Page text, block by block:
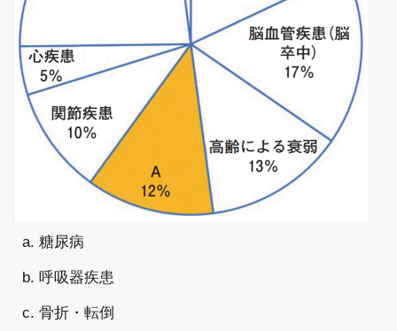
a. 糖尿病
b. 呼吸器疾患
c. 骨折・転倒